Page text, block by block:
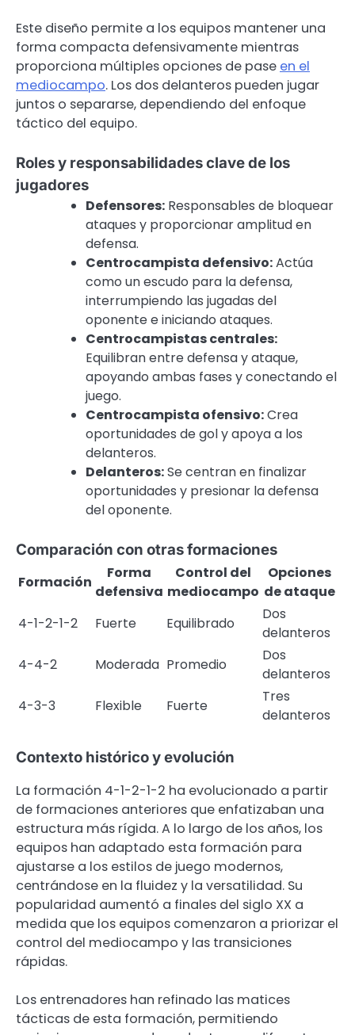
Este diseño permite a los equipos mantener una
forma compacta defensivamente mientras
proporciona múltiples opciones de pase en el
mediocampo. Los dos delanteros pueden jugar
juntos o separarse, dependiendo del enfoque
táctico del equipo.
Roles y responsabilidades clave de los
jugadores
Defensores: Responsables de bloquear
ataques y proporcionar amplitud en
defensa.
Centrocampista defensivo:Actúa
como un escudo para la defensa,
interrumpiendo las jugadas del
oponente e iniciando ataques.
Centrocampistas centrales:
Equilibran entre defensa y ataque,
apoyando ambas fases y conectando el
juego.
Centrocampista ofensivo:Crea
oportunidades de gol y apoya a los
delanteros.
Delanteros:Se centran en finalizar
oportunidades y presionar la defensa
del oponente.
Comparación con otras formaciones
Formación
Forma
defensiva
Control del
mediocampo
Opciones
de ataque
4-1-2-1-2
Fuerte Equilibrado
Dos
delanteros
4-4-2
Moderada Promedio
Dos
delanteros
4-3-3
Flexible Fuerte
Tres
delanteros
Contexto histórico y evolución
La formación 4-1-2-1-2 ha evolucionado a partir
de formaciones anteriores que enfatizaban una
estructura más rígida. A lo largo de los años, los
equipos han adaptado esta formación para
ajustarse a los estilos de juego modernos,
centrándose en la fluidez y la versatilidad. Su
popularidad aumentó a finales del siglo XX a
medida que los equipos comenzaron a priorizar el
control del mediocampo y las transiciones
rápidas.
Los entrenadores han refinado las matices
tácticas de esta formación, permitiendo